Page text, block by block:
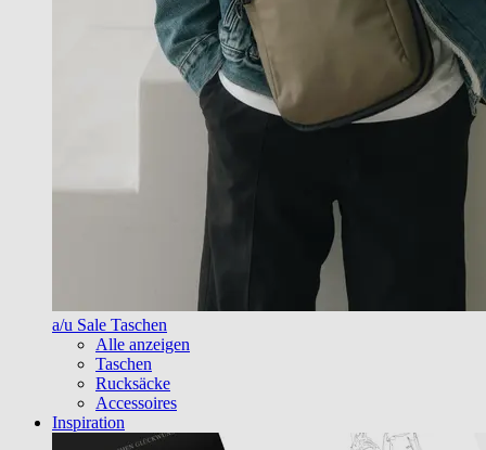
a/u Sale Taschen
Alle anzeigen
Taschen
Rucksäcke
Accessoires
Inspiration